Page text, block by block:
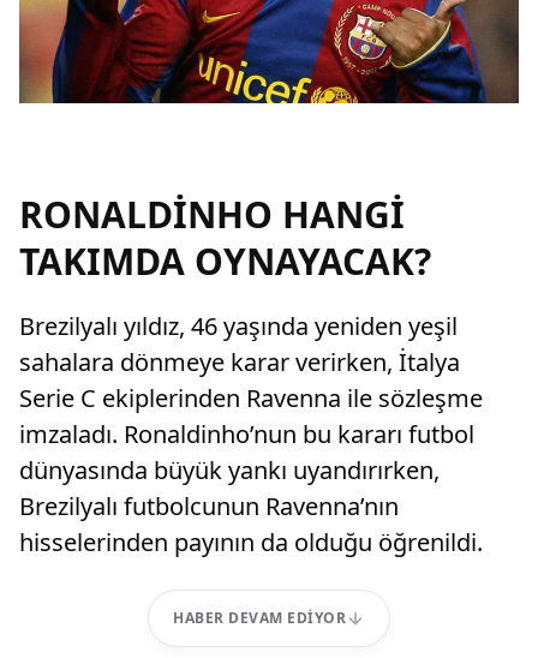
RONALDİNHO HANGİ
TAKIMDA OYNAYACAK?
Brezilyalı yıldız, 46 yaşında yeniden yeşil
sahalara dönmeye karar verirken, İtalya
Serie C ekiplerinden Ravenna ile sözleşme
imzaladı. Ronaldinho’nun bu kararı futbol
dünyasında büyük yankı uyandırırken,
Brezilyalı futbolcunun Ravenna’nın
hisselerinden payının da olduğu öğrenildi.
HABER DEVAM EDIYOR